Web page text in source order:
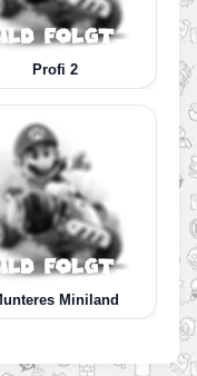
Profi 2
Miniland